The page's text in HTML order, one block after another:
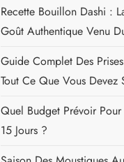
LES
Alphabet Japonais De A
Simulateur Budget
Dépenses En Quelques